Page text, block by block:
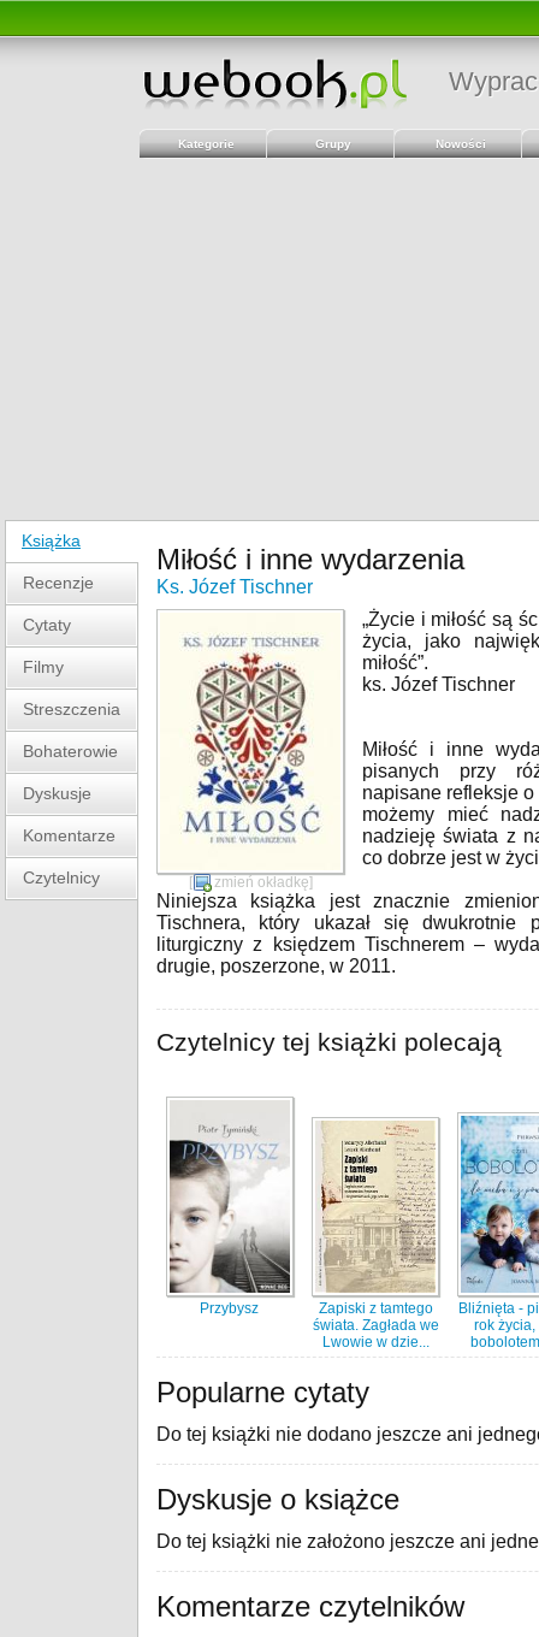
Kategorie Grupy Nowości
Książka
Recenzje
Cytaty
Filmy
Streszczenia
Bohaterowie
Dyskusje
Komentarze
Czytelnicy
Miłość i inne wydarzenia
Ks. Józef Tischner
[ zmień okładkę]
„Życie i miłość są
życia, jako
miłość”.
ks. Józef Tischner
Miłość i inne
pisanych przy
napisane refleksje
możemy mieć
nadzieję świata z
co dobrze jest w
Niniejsza książka jest znacznie
Tischnera, który ukazał się dwukrotnie
liturgiczny z księdzem Tischnerem –
drugie, poszerzone, w 2011.
Czytelnicy tej książki polecają
Przybysz
Zapiski z tamtego
świata. Zagłada we
Lwowie w dzie...
Bliźnięta -
rok
Popularne cytaty
Do tej książki nie dodano jeszcze ani
Dyskusje o książce
Do tej książki nie założono jeszcze ani
Komentarze czytelników